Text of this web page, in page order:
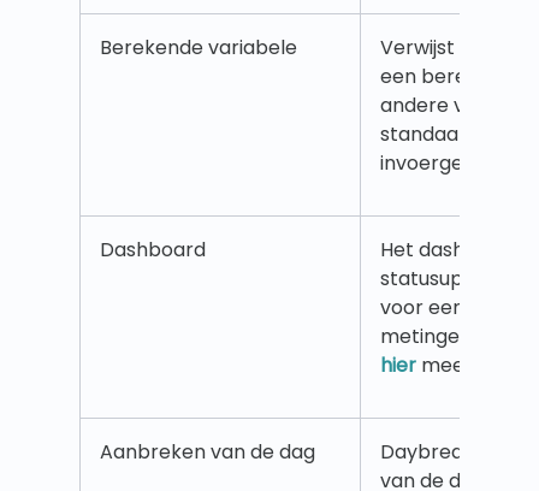
Berekende variabele
Verwijst naar
een berekening
andere
invoergegevens.
Dashboard
Het dashboard
statusupdates
voor een
metingen en -
hier meer.
Aanbreken van de dag
Daybreak
van de dag dat